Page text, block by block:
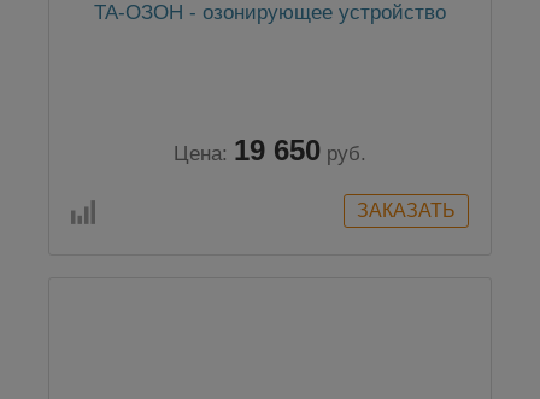
ТА-ОЗОН - озонирующее устройство
Цена: 19 650 руб.